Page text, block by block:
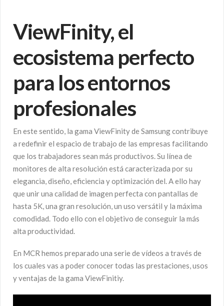
ViewFinity, el
ecosistema perfecto
para los entornos
profesionales
En este sentido, la gama ViewFinity de Samsung contribuye
a redefinir el espacio de trabajo de las empresas facilitando
que los trabajadores sean más productivos. Su línea de
monitores de alta resolución está caracterizada por su
elegancia, diseño, eficiencia y optimización del. A ello hay
que unir una calidad de imagen perfecta con pantallas de
hasta 5K, una gran resolución, un uso versátil y la máxima
comodidad. Todo ello con el objetivo de conseguir la más
alta productividad.
En MCR hemos preparado una serie de vídeos a través de
los cuales vas a poder conocer todas las prestaciones, usos
y ventajas de la gama ViewFinitiy.